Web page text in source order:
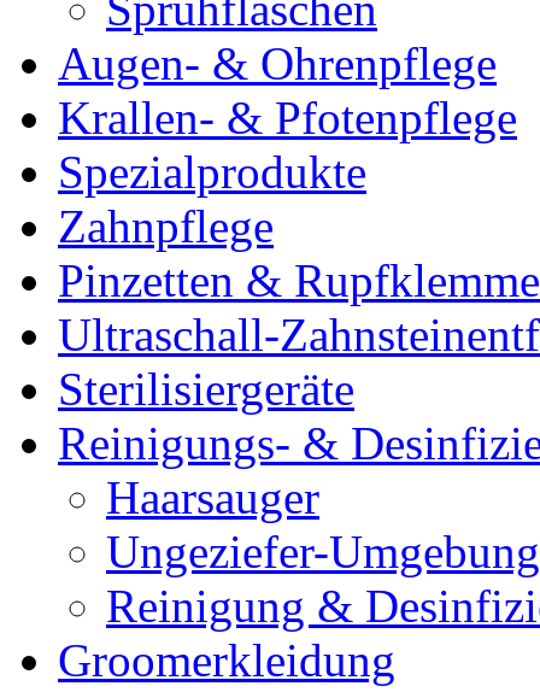
Augen- & Ohrenpflege
Krallen- & Pfotenpflege
Spezialprodukte
Zahnpflege
Pinzetten &
Ultraschall-
Sterilisiergeräte
Reinigungs- &
Haarsauger
Ungeziefer-
Reinigung &
Groomerkleidung